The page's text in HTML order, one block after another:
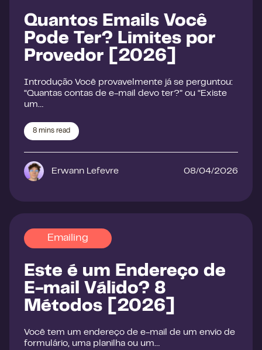
Quantos Emails Você
Pode Ter? Limites por
Provedor [2026]
Introdução Você provavelmente já se perguntou:
“Quantas contas de e-mail devo ter?” ou “Existe
um…
8 mins read
Erwann Lefevre 08/04/2026
Emailing
Este é um Endereço de
E-mail Válido? 8
Métodos [2026]
Você tem um endereço de e-mail de um envio de
formulário, uma planilha ou um…